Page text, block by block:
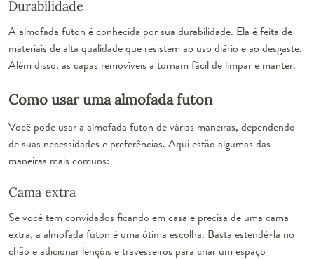
Durabilidade
A almofada futon é conhecida por sua durabilidade. Ela é feita de
materiais de alta qualidade que resistem ao uso diário e ao desgaste.
Além disso, as capas removíveis a tornam fácil de limpar e manter.
Como usar uma almofada futon
Você pode usar a almofada futon de várias maneiras, dependendo
de suas necessidades e preferências. Aqui estão algumas das
maneiras mais comuns:
Cama extra
Se você tem convidados ficando em casa e precisa de uma cama
extra, a almofada futon é uma ótima escolha. Basta estendê-la no
chão e adicionar lençóis e travesseiros para criar um espaço